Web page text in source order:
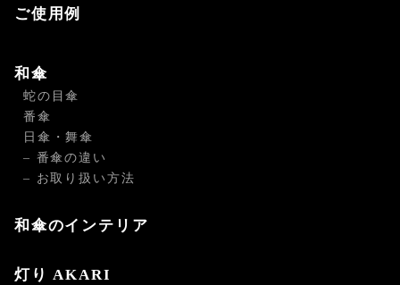
ご使用例
和傘
蛇の目傘
番傘
日傘・舞傘
– 番傘の違い
– お取り扱い方法
和傘のインテリア
灯り AKARI